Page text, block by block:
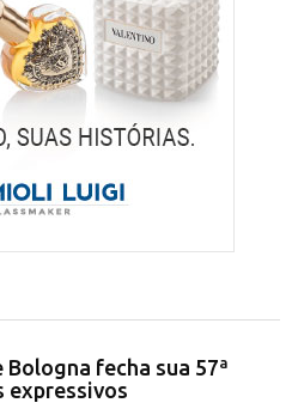
fecha sua 57ª
expressivos